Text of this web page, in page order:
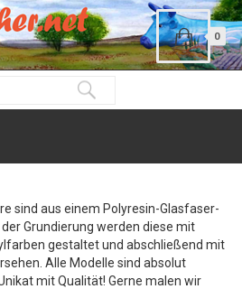
0
sind aus einem Polyresin-Glasfaser-
Grundierung werden diese mit
gestaltet und abschließend mit
Alle Modelle sind absolut
mit Qualität! Gerne malen wir